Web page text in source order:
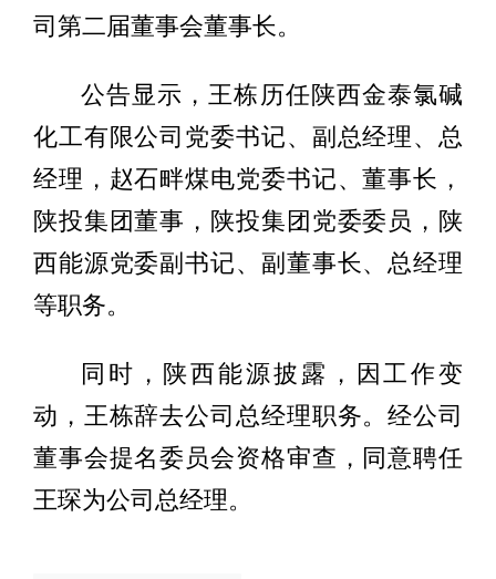
司第二届董事会董事长。
公告显示，王栋历任陕西金泰氯碱
化工有限公司党委书记、副总经理、总
经理，赵石畔煤电党委书记、董事长，
陕投集团董事，陕投集团党委委员，陕
西能源党委副书记、副董事长、总经理
等职务。
同时，陕西能源披露，因工作变
动，王栋辞去公司总经理职务。经公司
董事会提名委员会资格审查，同意聘任
王琛为公司总经理。